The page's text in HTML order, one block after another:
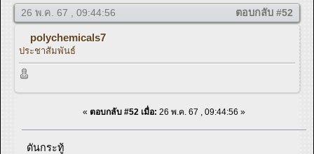
26 พ.ค. 67 , 09:44:56 ตอบกลับ #52
polychemicals7
ประชาสัมพันธ์
« ตอบกลับ #52 เมื่อ: 26 พ.ค. 67 , 09:44:56 »
ดันกระทู้